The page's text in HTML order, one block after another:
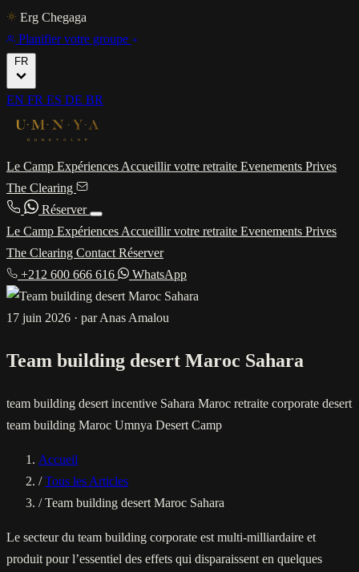
Erg Chegaga
Planifier votre groupe
FR
EN FR ES DE BR
Le Camp Expériences Accueillir votre retraite Evenements Prives
The Clearing
Réserver
Le Camp Expériences Accueillir votre retraite Evenements Prives
The Clearing Contact Réserver
+212 600 666 616
WhatsApp
17 juin 2026 · par Anas Amalou
Team building desert Maroc Sahara
team building desert incentive Sahara Maroc retraite corporate desert
team building Maroc Umnya Desert Camp
Accueil
/ Tous les Articles
/ Team building desert Maroc Sahara
Le secteur du team building corporate est multi-milliardaire et
produit pour l’essentiel des effets qui disparaissent en quelques